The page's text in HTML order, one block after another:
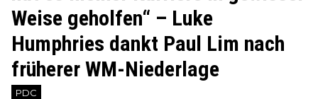
Weise geholfen“ – Luke
Humphries dankt Paul Lim nach
früherer WM-Niederlage
PDC